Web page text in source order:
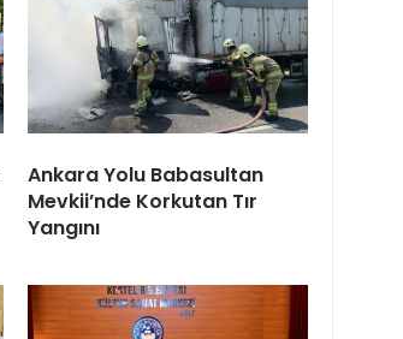
Ankara Yolu Babasultan
Mevkii’nde Korkutan Tır
Yangını